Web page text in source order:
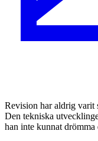
Revision har aldrig varit
Den tekniska
han inte kunnat drömma